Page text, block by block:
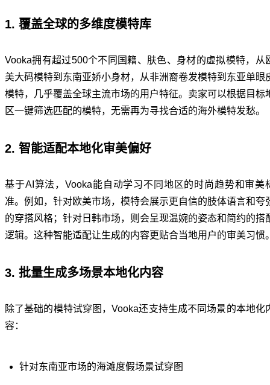
1. 覆盖全球的多维度模特库
Vooka拥有超过500个不同国籍、肤色、身材的虚拟模特，从
美大码模特到东南亚娇小身材，从非洲裔卷发模特到东亚单眼
模特，几乎覆盖全球主流市场的用户特征。卖家可以根据目标
区一键筛选匹配的模特，无需再为寻找合适的海外模特发愁。
2. 智能适配本地化审美偏好
基于AI算法，Vooka能自动学习不同地区的时尚趋势和审美
准。例如，针对欧美市场，模特会展示更自信的肢体语言和夸
的穿搭风格；针对日韩市场，则会呈现温婉的姿态和简约的搭
逻辑。这种智能适配让生成的内容更贴合当地用户的审美习惯
3. 批量生成多场景本地化内容
除了基础的模特试穿图，Vooka还支持生成不同场景的本地化
容：
针对东南亚市场的海滩度假场景试穿图